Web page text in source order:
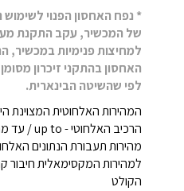
* נפח האחסון הפנוי
של המכשיר, עקב התקנת
למחיצות פנימיות במכשיר,
האחסון בהתקני זיכרון
לפי שהשיטה הבינארית.
המהירות האלחוטית המצוינת
הרכיב האלחוטי - up to / עד מהירות.
מהירות תעבורת הנתונים
למהירות המקסימאלית חיבור
הקולט